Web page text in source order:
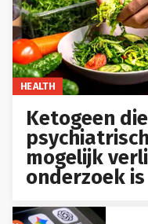
HEALTH
Ketogeen
mogelijk
onderzoek